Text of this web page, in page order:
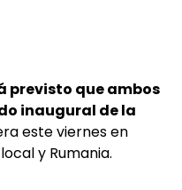
previsto que ambos
inaugural de la
este viernes en
y Rumania.